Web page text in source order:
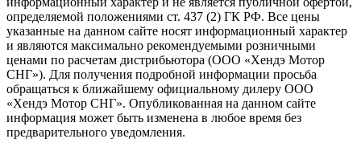
определяемой положениями ст. 437 (2) ГК РФ. Все цены
указанные на данном сайте носят информационный характер
и являются максимально рекомендуемыми розничными
ценами по расчетам дистрибьютора (ООО «Хендэ Мотор
СНГ»). Для получения подробной информации просьба
обращаться к ближайшему официальному дилеру ООО
«Хендэ Мотор СНГ». Опубликованная на данном сайте
информация может быть изменена в любое время без
предварительного уведомления.